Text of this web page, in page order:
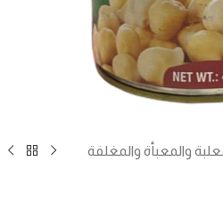
والمعبأة والمغلفة